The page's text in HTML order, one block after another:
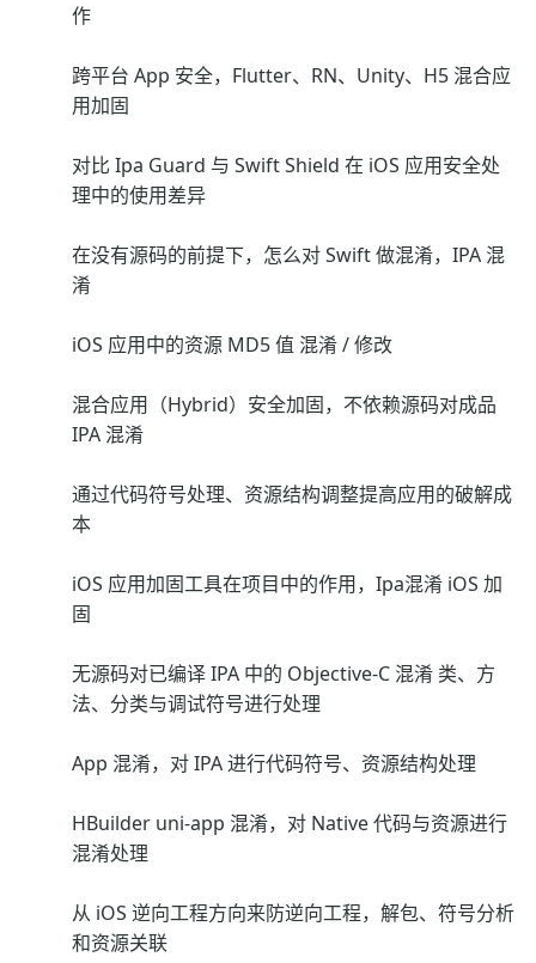
作
跨平台 App 安全，Flutter、RN、Unity、H5 混合应
用加固
对比 Ipa Guard 与 Swift Shield 在 iOS 应用安全处
理中的使用差异
在没有源码的前提下，怎么对 Swift 做混淆，IPA 混
淆
iOS 应用中的资源 MD5 值 混淆 / 修改
混合应用（Hybrid）安全加固，不依赖源码对成品
IPA 混淆
通过代码符号处理、资源结构调整提高应用的破解成
本
iOS 应用加固工具在项目中的作用，Ipa混淆 iOS 加
固
无源码对已编译 IPA 中的 Objective-C 混淆 类、方
法、分类与调试符号进行处理
App 混淆，对 IPA 进行代码符号、资源结构处理
HBuilder uni-app 混淆，对 Native 代码与资源进行
混淆处理
从 iOS 逆向工程方向来防逆向工程，解包、符号分析
和资源关联